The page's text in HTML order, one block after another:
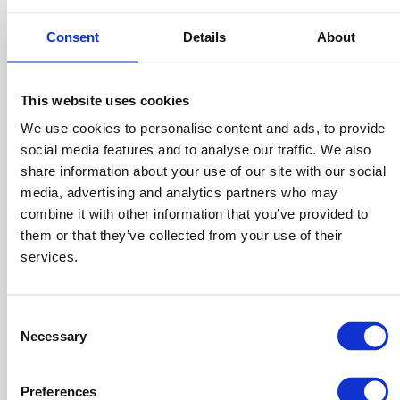
Consent Details About
This website uses cookies
We use cookies to personalise content and ads, to provide
social media features and to analyse our traffic. We also
share information about your use of our site with our social
media, advertising and analytics partners who may
combine it with other information that you’ve provided to
them or that they’ve collected from your use of their
services.
Selection
Necessary
Preferences
scelta di quattro diversi profili tariffari per la fruizione
di un determinato servizio, indicare che uno di essi è il
preferito dal 70% delle persone potrebbe influenzarlo
positivamente verso tale opzione. Per rendere il
messaggio pienamente efficace e più persuasivo
bisogna pertanto sottolineare il fatto che l’azione non è
certo effettuata solamente dal soggetto, quanto anche
da una buona parte di altre persone che si sono trovate
nella stessa situazione.
Tra le tecniche di persuasione più efficaci c’è anche
quella dell’
: non è certo una sorpresa che
le persone seguano e rispettino il parere di un esperto